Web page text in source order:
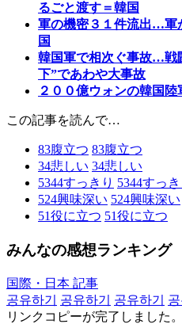
るごと渡す＝韓国
軍の機密３１件流出…軍
国
韓国軍で相次ぐ事故…戦
下”であわや大事故
２００億ウォンの韓国
この記事を読んで…
83腹立つ 83腹立つ
34悲しい 34悲しい
5344すっきり 5344すっき
524興味深い 524興味深い
51役に立つ 51役に立つ
みんなの感想ランキング
国際・日本 記事
공유하기
공유하기 공유하기 공
リンクコピーが完了しました。